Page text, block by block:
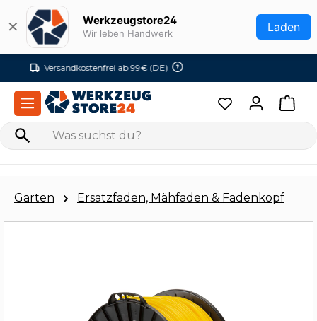
Zum Hauptinhalt springen
✕ Werkzeugstore24
Wir leben Handwerk Laden
Versandkostenfrei ab 99€ (DE)
Garten Ersatzfaden, Mähfaden & Fadenkopf